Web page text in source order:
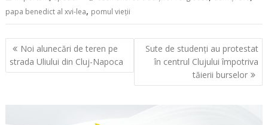
papa benedict al xvi-lea, pomul vieții
Navigare
în
articole
Noi alunecări de teren pe
strada Uliului din Cluj-Napoca
Sute de studenți au protestat
în centrul Clujului împotriva
tăierii burselor